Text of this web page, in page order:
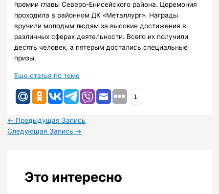
премии главы Северо-Енисейского района. Церемония
проходила в районном ДК «Металлург». Награды
вручили молодым людям за высокие достижения в
различных сферах деятельности. Всего их получили
десять человек, а пятерым достались специальные
призы.
Еще статья по теме
1
← Предыдущая Запись
Следующая Запись →
Это интересно